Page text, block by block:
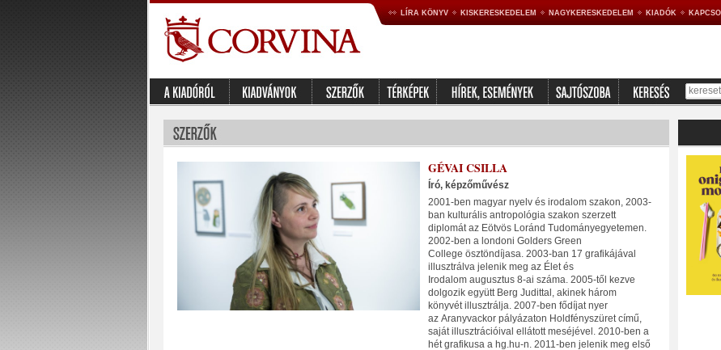
LÍRA KÖNYV KISKERESKEDELEM NAGYKERESKEDELEM KIADÓK
GÉVAI CSILLA
Író, képzőművész
2001-ben magyar nyelv és irodalom szakon, 2003-
ban kulturális antropológia szakon szerzett
diplomát az Eötvös Loránd Tudományegyetemen.
2002-ben a londoni Golders Green
College ösztöndíjasa. 2003-ban 17 grafikájával
illusztrálva jelenik meg az Élet és
Irodalom augusztus 8-ai száma. 2005-től kezve
dolgozik együtt Berg Judittal, akinek három
könyvét illusztrálja. 2007-ben fődíjat nyer
az Aranyvackor pályázaton Holdfényszüret című,
saját illusztrációival ellátott meséjével. 2010-ben a
hét grafikusa a hg.hu-n. 2011-ben jelenik meg első